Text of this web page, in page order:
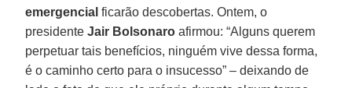
emergencial ficarão descobertas. Ontem, o
presidenteJair Bolsonaro afirmou: “Alguns querem
perpetuar tais benefícios, ninguém vive dessa forma,
é o caminho certo para o insucesso” – deixando de